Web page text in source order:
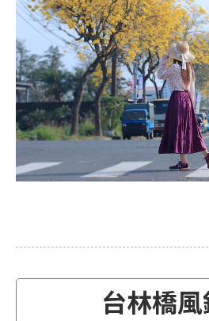
台林橋